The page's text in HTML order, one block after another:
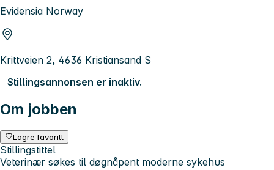
Evidensia Norway
Krittveien 2, 4636 Kristiansand S
Stillingsannonsen er inaktiv.
Om jobben
Lagre favoritt
Stillingstittel
Veterinær søkes til døgnåpent moderne sykehus